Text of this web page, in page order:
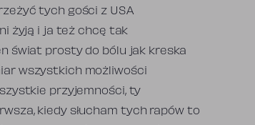
tych gości z USA
żyją i ja też chcę tak
świat prosty do bólu jak kreska
wszystkich możliwości
przyjemności, ty
kiedy słucham tych rapów to